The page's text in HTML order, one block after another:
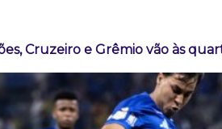
Cruzeiro e Grêmio vão às